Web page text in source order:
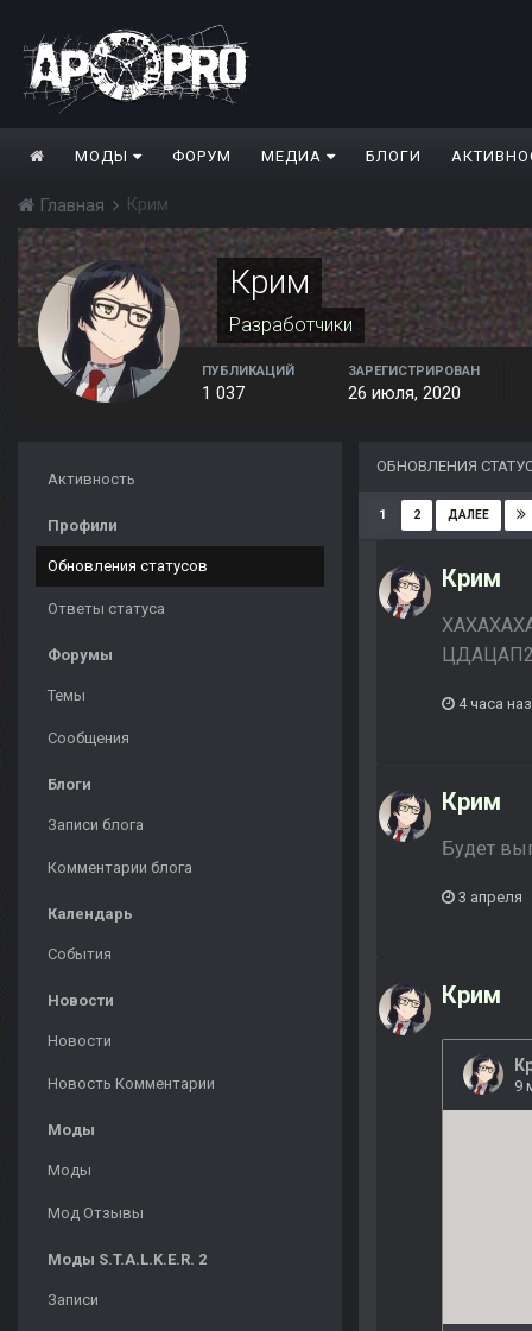
МОДЫ ФОРУМ МЕДИА БЛОГИ
Главная Крим
Крим
Разработчики
ПУБЛИКАЦИЙ
1 037
ЗАРЕГИСТРИРОВАН
26 июля, 2020
Активность
Профили
Обновления статусов
Ответы статуса
Форумы
Темы
Сообщения
Блоги
Записи блога
Комментарии блога
Календарь
События
Новости
Новости
Новость Комментарии
Моды
Моды
Мод Отзывы
Моды S.T.A.L.K.E.R. 2
Записи
ОБНОВЛЕНИЯ
1 2 ДАЛЕЕ
Крим
4 часа
Крим
Будет
3 апреля
Крим